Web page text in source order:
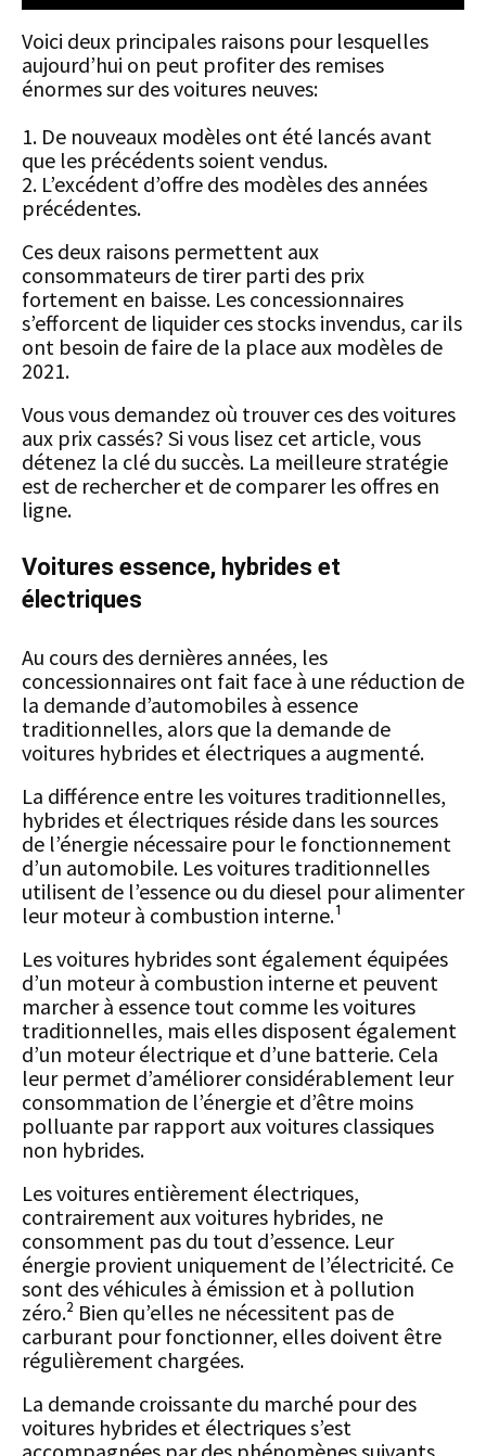
Voici deux principales raisons pour lesquelles
aujourd’hui on peut profiter des remises
énormes sur des voitures neuves:
1. De nouveaux modèles ont été lancés avant
que les précédents soient vendus.
2. L’excédent d’offre des modèles des années
précédentes.
Ces deux raisons permettent aux
consommateurs de tirer parti des prix
fortement en baisse. Les concessionnaires
s’efforcent de liquider ces stocks invendus, car ils
ont besoin de faire de la place aux modèles de
2021.
Vous vous demandez où trouver ces des voitures
aux prix cassés? Si vous lisez cet article, vous
détenez la clé du succès. La meilleure stratégie
est de rechercher et de comparer les offres en
ligne.
Voitures essence, hybrides et
électriques
Au cours des dernières années, les
concessionnaires ont fait face à une réduction de
la demande d’automobiles à essence
traditionnelles, alors que la demande de
voitures hybrides et électriques a augmenté.
La différence entre les voitures traditionnelles,
hybrides et électriques réside dans les sources
de l’énergie nécessaire pour le fonctionnement
d’un automobile. Les voitures traditionnelles
utilisent de l’essence ou du diesel pour alimenter
leur moteur à combustion interne.¹
Les voitures hybrides sont également équipées
d’un moteur à combustion interne et peuvent
marcher à essence tout comme les voitures
traditionnelles, mais elles disposent également
d’un moteur électrique et d’une batterie. Cela
leur permet d’améliorer considérablement leur
consommation de l’énergie et d’être moins
polluante par rapport aux voitures classiques
non hybrides.
Les voitures entièrement électriques,
contrairement aux voitures hybrides, ne
consomment pas du tout d’essence. Leur
énergie provient uniquement de l’électricité. Ce
sont des véhicules à émission et à pollution
zéro.² Bien qu’elles ne nécessitent pas de
carburant pour fonctionner, elles doivent être
régulièrement chargées.
La demande croissante du marché pour des
voitures hybrides et électriques s’est